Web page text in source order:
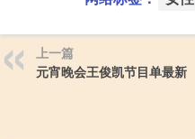
上一篇
元宵晚会王俊凯节目单最新